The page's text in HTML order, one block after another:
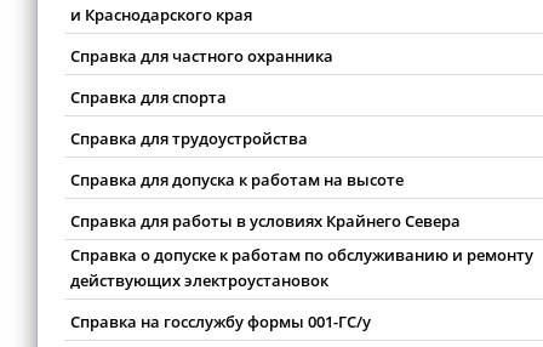
и Краснодарского края
Справка для частного охранника
Справка для спорта
Справка для трудоустройства
Справка для допуска к работам на высоте
Справка для работы в условиях Крайнего Севера
Справка о допуске к работам по обслуживанию и ремонту
действующих электроустановок
Справка на госслужбу формы 001-ГС/у